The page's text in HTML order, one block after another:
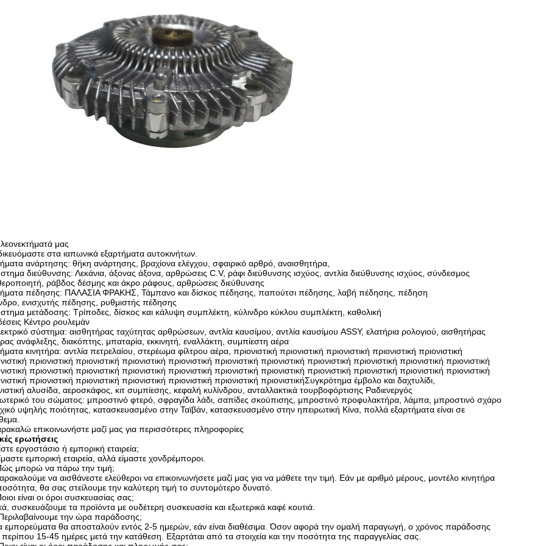
μας
στα ιαπωνικά εξαρτήματα αυτοκινήτων.
ανάρτησης: θήκη ανάρτησης, βραχίονα ελέγχου, σφαιρικό αρθρό, αναισθητήρα,
διεύθυνσης: Λεκάνια, άξονας άξονα, αρθρώσεις C.V, ράφι διεύθυνσης ισχύος, αντλία διεύθυνσης ισχύος, σύνδεσμος
ράβδος δέσμης και άκρο ράφους, αρθρώσεις διεύθυνσης
πέδησης: ΠΑΛΑΣΙΑ ΦΡΑΚΗΣ, Τάμπανο και δίσκος πέδησης, παπούτσι πέδησης, λαβή πέδησης, πέδηση
ενισχυτής πέδησης, ρυθμιστής πέδησης
μετάδοσης: Τρίποδες, δίσκος και κάλυψη συμπλέκτη, κύλινδρο κύκλου συμπλέκτη, καθολική
Κέντρο ρουλεμάν
σύστημα: αισθητήρας ταχύτητας αρθρώσεων, αντλία καυσίμου, αντλία καυσίμου ASSY, ελατήρια ρολογιού, αισθητήρας
ανάφλεξης, διακόπτης, μπαταρία, εκκινητή, εναλλάκτη, συμπίεστη αέρα
κινητήρα: αντλία πετρελαίου, στερέωμα φίλτρου αέρα, πριονιστική πριονιστική πριονιστική πριονιστική πριονιστική
πριονιστική πριονιστική πριονιστική πριονιστική πριονιστική πριονιστική πριονιστική πριονιστική πριονιστική πριονιστική
πριονιστική πριονιστική πριονιστική πριονιστική πριονιστική πριονιστική πριονιστική πριονιστική πριονιστική πριονιστική
πριονιστική πριονιστική πριονιστική πριονιστική πριονιστική πριονιστικήΣυγκρότημα έμβολο και δαχτυλίδι,
αλυσίδα, αεροσκάφος, κιτ συμπίεσης, κεφαλή κυλίνδρου, ανταλλακτικά τουρβοφόρτισης Ραδιενεργός
του σώματος: μπροστινό φτερό, σφραγίδα λάδι, σαπίδες σκούπισης, μπροστινό προφυλακτήρα, λάμπα, μπροστινό σχάρο
υψηλής ποιότητας, κατασκευασμένο στην Ταϊβάν, κατασκευασμένο στην ηπειρωτική Κίνα, πολλά εξαρτήματα είναι σε
επικοινωνήστε μαζί μας για περισσότερες πληροφορίες
ερωτήσεις
εργοστάσιο ή εμπορική εταιρεία;
εμπορική εταιρεία, αλλά είμαστε χονδρέμποροι.
μπορώ να πάρω την τιμή;
να αισθάνεστε ελεύθεροι να επικοινωνήσετε μαζί μας για να μάθετε την τιμή. Εάν με αριθμό μέρους, μοντέλο κινητήρα
θα σας στείλουμε την καλύτερη τιμή το συντομότερο δυνατό.
είναι οι όροι συσκευασίας σας;
συσκευάζουμε τα προϊόντα με ουδέτερη συσκευασία και εξωτερικά καφέ κουτιά.
την ώρα παράδοσης;
εμπορεύματα θα αποσταλούν εντός 2-5 ημερών, εάν είναι διαθέσιμα. Όσον αφορά την ομαλή παραγωγή, ο χρόνος παράδοσης
περίπου 15-45 ημέρες μετά την κατάθεση. Εξαρτάται από τα στοιχεία και την ποσότητα της παραγγελίας σας.